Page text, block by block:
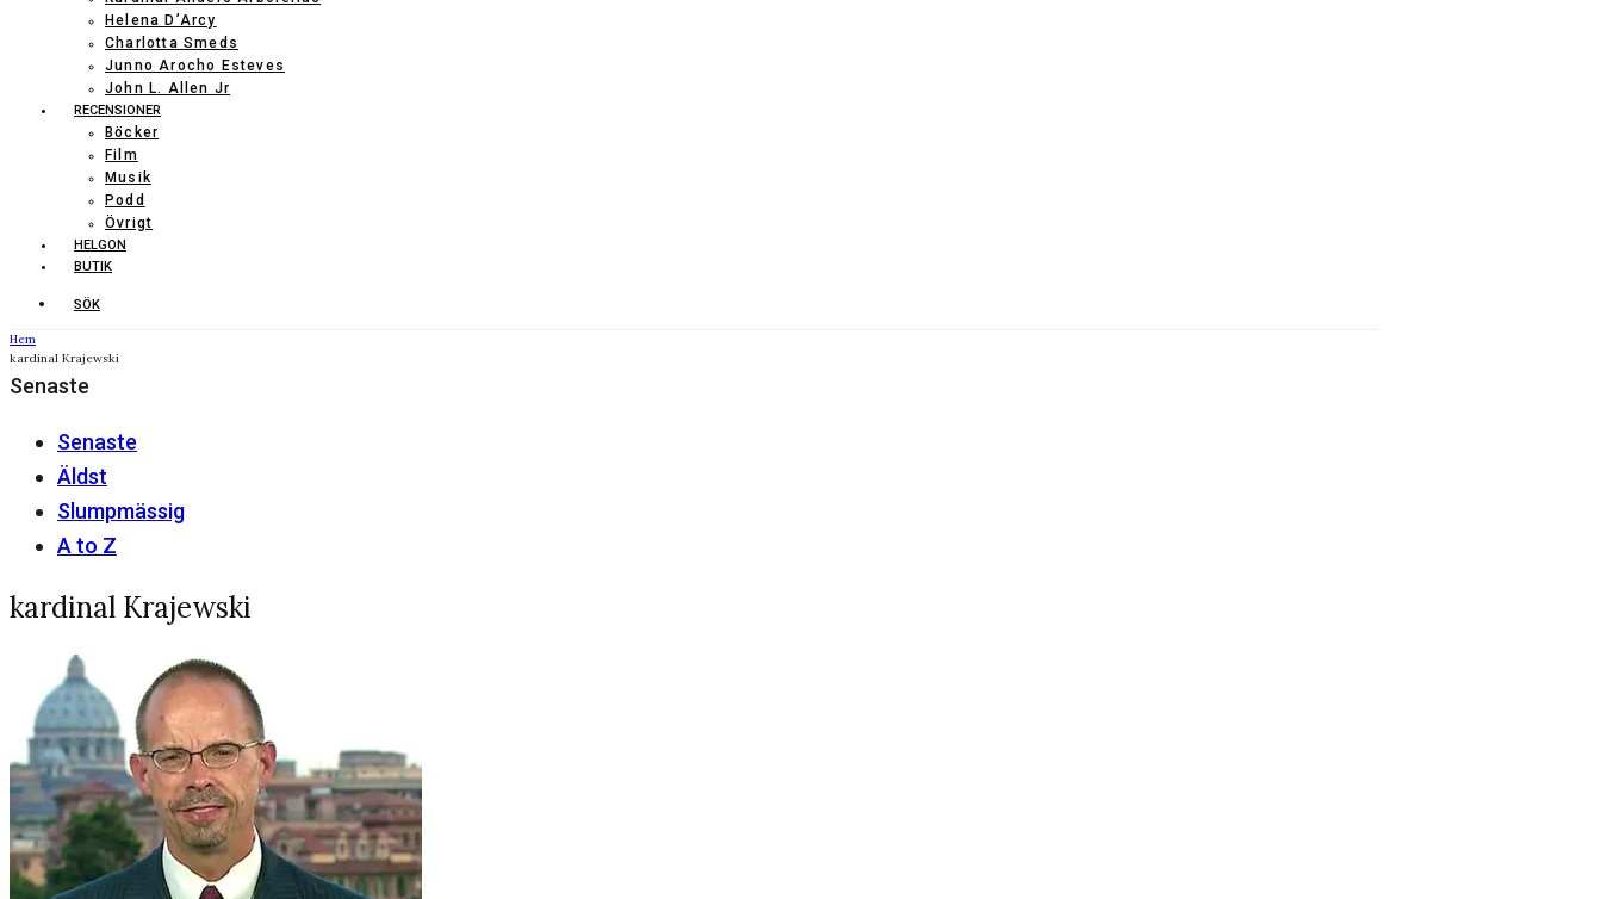
Helena D’Arcy
Charlotta Smeds
Junno Arocho Esteves
John L. Allen Jr
RECENSIONER
Böcker
Film
Musik
Podd
Övrigt
HELGON
BUTIK
SÖK
Hem
kardinal Krajewski
Senaste
Senaste
Äldst
Slumpmässig
A to Z
kardinal Krajewski